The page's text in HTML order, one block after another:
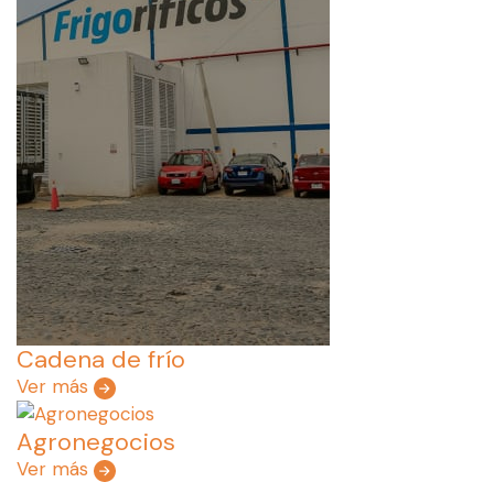
Cadena de frío
Ver más
Agronegocios
Ver más